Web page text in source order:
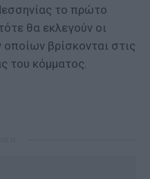
το πρώτο
θα εκλεγούν οι
βρίσκονται στις
του κόμματος.